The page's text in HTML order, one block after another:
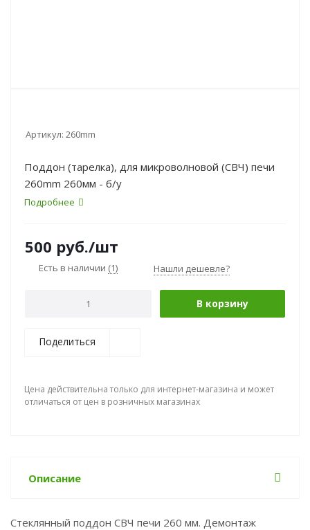
Артикул: 260mm
Поддон (тарелка), для микроволновой (СВЧ) печи
260mm 260мм - б/у
Подробнее
500 руб./шт
Есть в наличии (1) Нашли дешевле?
В корзину
Поделиться
Цена действительна только для интернет-магазина и может
отличаться от цен в розничных магазинах
Описание
Стеклянный поддон СВЧ печи 260 мм. Демонтаж